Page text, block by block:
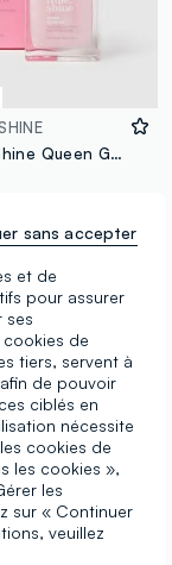
Time to Shine Queen Glow dry oil spray
et de
pour assurer
ses
de
tiers, servent à
de pouvoir
ciblés en
nécessite
cookies de
les cookies »,
les
sur « Continuer
veuillez
sans accepter